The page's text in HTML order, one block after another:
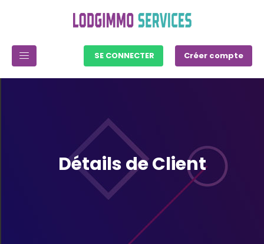
SE CONNECTER Créer compte
Détails de Client